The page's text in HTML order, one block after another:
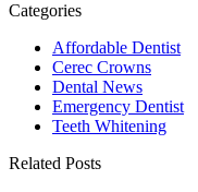
Categories
Affordable Dentist
Cerec Crowns
Dental News
Emergency Dentist
Teeth Whitening
Related Posts